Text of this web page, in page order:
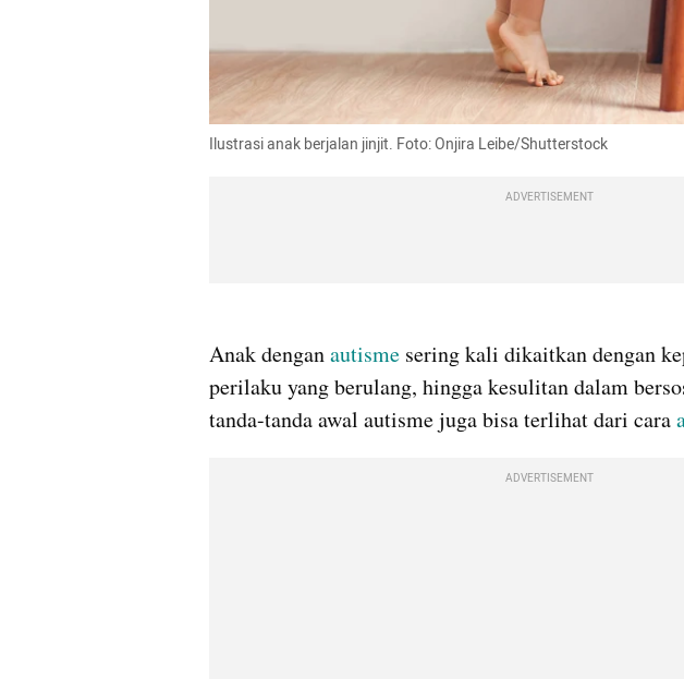
Ilustrasi anak berjalan jinjit. Foto: Onjira Leibe/Shutterstock
ADVERTISEMENT
Anak dengan autisme sering kali dikaitkan dengan
perilaku yang berulang, hingga kesulitan dalam
tanda-tanda awal autisme juga bisa terlihat dari cara
ADVERTISEMENT